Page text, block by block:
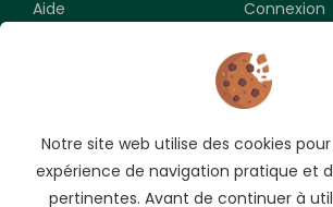
Aide
Connexion
Souscrivez pour recevoir les
Notre site web utilise des cookies
expérience de navigation pratique et
pertinentes. Avant de continuer à